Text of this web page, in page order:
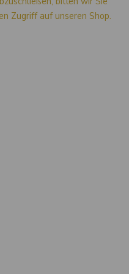
Zugriff auf unseren Shop.